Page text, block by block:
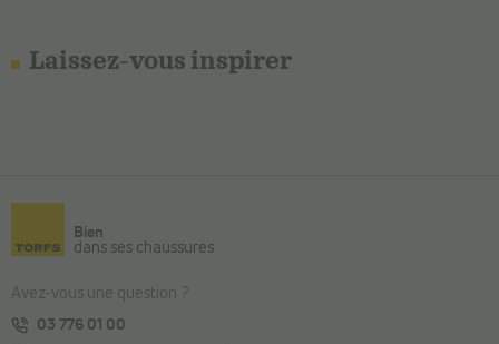
Laissez-vous inspirer
Bien
dans ses chaussures
Avez-vous une question ?
03 776 01 00